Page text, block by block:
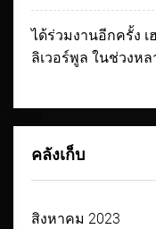
ได้ร่วมงานอีกครั้ง
ลิเวอร์พูล ในช่วงห
คลังเก็บ
สิงหาคม 2023